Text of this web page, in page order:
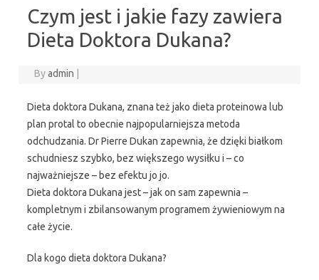
Czym jest i jakie fazy zawiera
Dieta Doktora Dukana?
Byadmin
Dieta doktora Dukana, znana też jako dieta proteinowa lub
plan protal to obecnie najpopularniejsza metoda
odchudzania. Dr Pierre Dukan zapewnia, że dzięki białkom
schudniesz szybko, bez większego wysiłku i – co
najważniejsze – bez efektu jo jo.
Dieta doktora Dukana jest – jak on sam zapewnia –
kompletnym i zbilansowanym programem żywieniowym na
całe życie.
Dla kogo dieta doktora Dukana?